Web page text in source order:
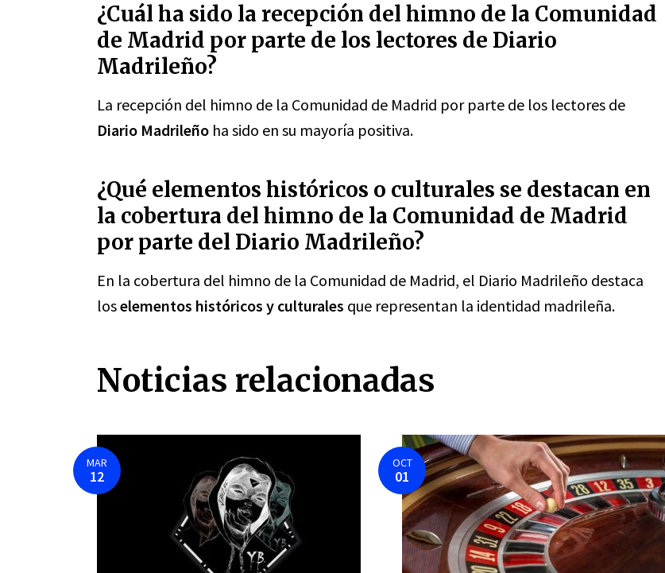
¿Cuál ha sido la recepción del himno de la Comunidad
de Madrid por parte de los lectores de Diario
Madrileño?
La recepción del himno de la Comunidad de Madrid por parte de los lectores de
Diario Madrileño ha sido en su mayoría positiva.
¿Qué elementos históricos o culturales se destacan en
la cobertura del himno de la Comunidad de Madrid
por parte del Diario Madrileño?
En la cobertura del himno de la Comunidad de Madrid, el Diario Madrileño destaca
loselementos históricos y culturales que representan la identidad madrileña.
Noticias relacionadas
MAR
12
OCT
01